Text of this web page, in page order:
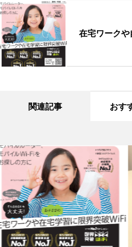
在宅ワークや
関連記事 おす